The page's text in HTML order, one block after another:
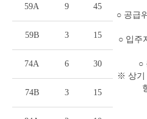
○ 공급
○ 입주
○
※ 상기
59A 9 45
59B 3 15
74A 6 30
74B 3 15